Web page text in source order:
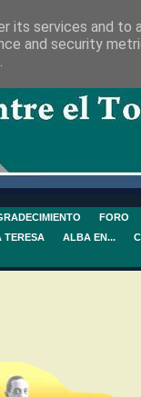
FORO
TERESA ALBA EN...
its services and to
and security